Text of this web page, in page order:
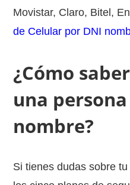
Movistar, Claro, Bitel,
de Celular por DNI
¿Cómo
una
nombre?
Si tienes dudas sobre